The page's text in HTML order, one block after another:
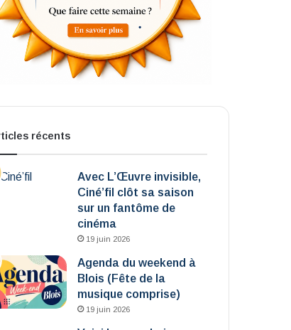
récents
Avec L’Œuvre invisible,
Ciné’fil clôt sa saison
sur un fantôme de
cinéma
19 juin 2026
Agenda du weekend à
Blois (Fête de la
musique comprise)
19 juin 2026